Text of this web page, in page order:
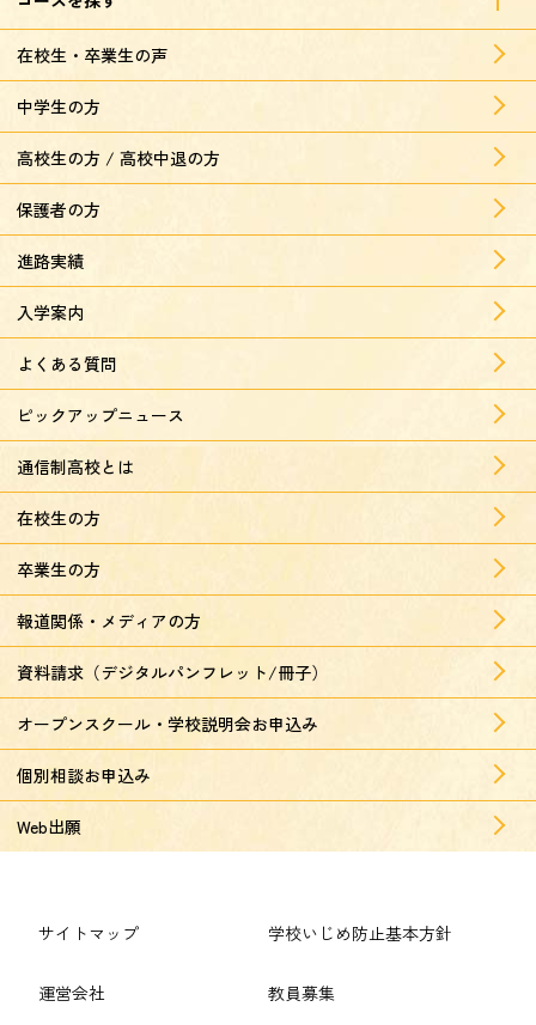
在校生・卒業生の声
中学生の方
高校生の方 / 高校中退の方
保護者の方
進路実績
入学案内
よくある質問
ピックアップニュース
通信制高校とは
在校生の方
卒業生の方
報道関係・メディアの方
資料請求（デジタルパンフレット/冊子）
オープンスクール・学校説明会お申込み
個別相談お申込み
Web出願
サイトマップ
運営会社
学校いじめ防止基本方針
教員募集